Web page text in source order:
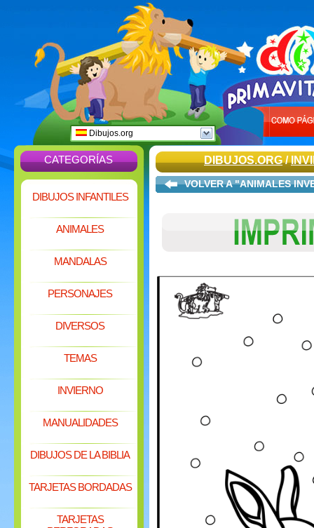
Dibujos.org
CATEGORÍAS
DIBUJOS INFANTILES
ANIMALES
MANDALAS
PERSONAJES
DIVERSOS
TEMAS
INVIERNO
MANUALIDADES
DIBUJOS DE LA BIBLIA
TARJETAS BORDADAS
TARJETAS
DIBUJOS.ORG/
VOLVER A "ANIMALES